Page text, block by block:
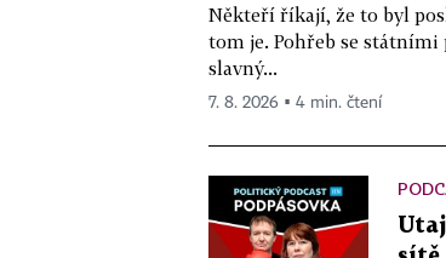
Někteří říkají, že to byl
tom je. Pohřeb se
slavný...
7. 8. 2026 ▪ 4 min. čtení